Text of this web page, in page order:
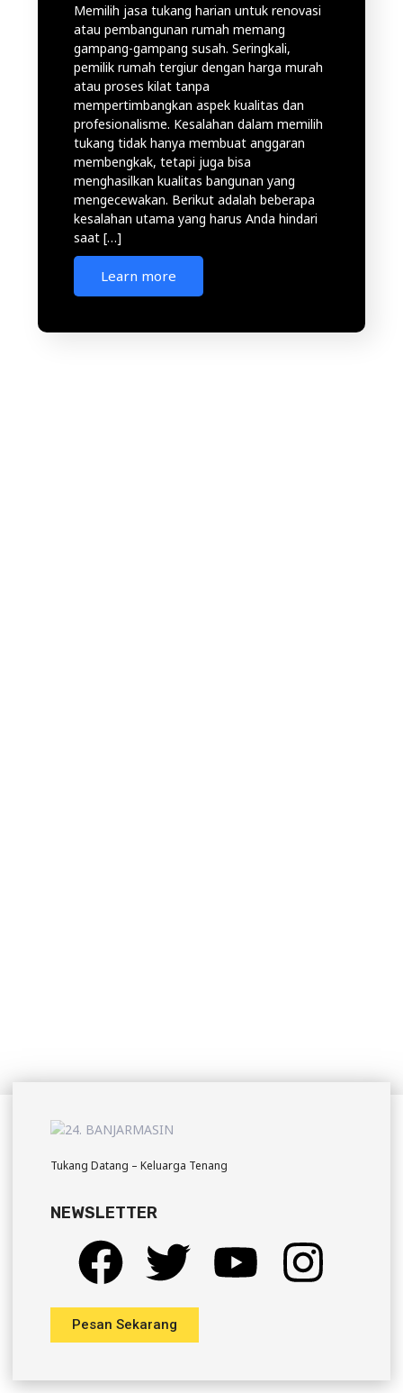
Memilih jasa tukang harian untuk renovasi
atau pembangunan rumah memang
gampang-gampang susah. Seringkali,
pemilik rumah tergiur dengan harga murah
atau proses kilat tanpa
mempertimbangkan aspek kualitas dan
profesionalisme. Kesalahan dalam memilih
tukang tidak hanya membuat anggaran
membengkak, tetapi juga bisa
menghasilkan kualitas bangunan yang
mengecewakan. Berikut adalah beberapa
kesalahan utama yang harus Anda hindari
saat […]
Learn more
Tukang Datang – Keluarga Tenang
NEWSLETTER
Pesan Sekarang